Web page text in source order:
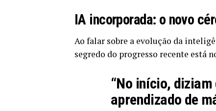
IA incorporada: o novo
Ao falar sobre a evolução da
segredo do progresso recente está
“No início,
aprendizado de